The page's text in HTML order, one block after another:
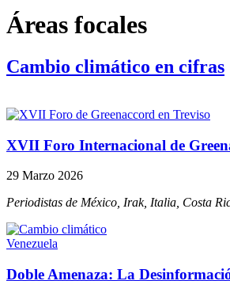
Áreas focales
Cambio climático en cifras
XVII Foro Internacional de
29 Marzo 2026
Periodistas de México, Irak, Italia, Costa
Venezuela
Doble Amenaza: La